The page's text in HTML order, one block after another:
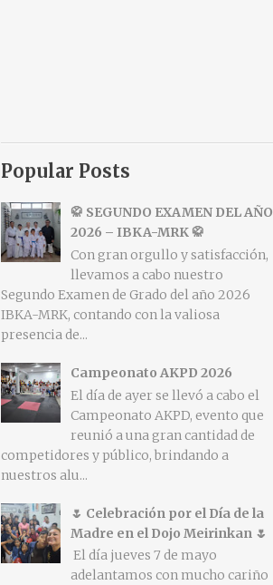
Popular Posts
🥋 SEGUNDO EXAMEN DEL AÑO
2026 – IBKA-MRK 🥋
Con gran orgullo y satisfacción,
llevamos a cabo nuestro
Segundo Examen de Grado del año 2026
IBKA-MRK, contando con la valiosa
presencia de...
Campeonato AKPD 2026
El día de ayer se llevó a cabo el
Campeonato AKPD, evento que
reunió a una gran cantidad de
competidores y público, brindando a
nuestros alu...
🌷 Celebración por el Día de la
Madre en el Dojo Meirinkan 🌷
El día jueves 7 de mayo
adelantamos con mucho cariño